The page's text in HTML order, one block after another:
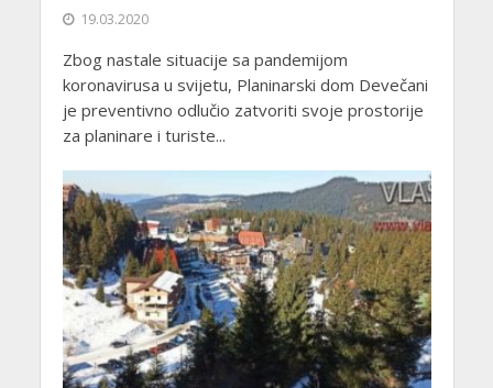
19.03.2020
Zbog nastale situacije sa pandemijom
koronavirusa u svijetu, Planinarski dom Devečani
je preventivno odlučio zatvoriti svoje prostorije
za planinare i turiste...